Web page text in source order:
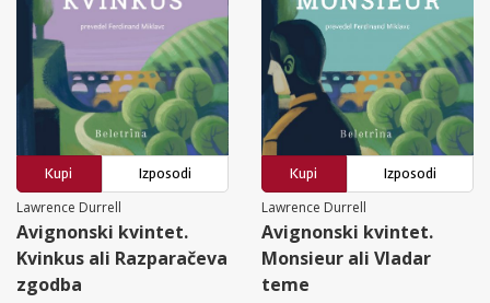
Kupi
Izposodi
Lawrence Durrell
Avignonski kvintet.
Kvinkus ali Razparačeva
zgodba
Kupi
Izposodi
Lawrence Durrell
Avignonski kvintet.
Monsieur ali Vladar
teme